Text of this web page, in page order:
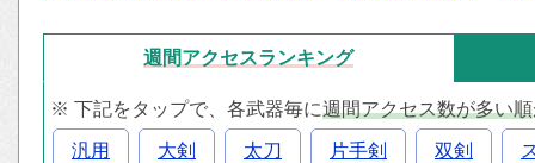
週間アクセスランキング
※ 下記をタップで、各武器毎に週間アクセス数が多い順
汎用 大剣 太刀 片手剣 双剣